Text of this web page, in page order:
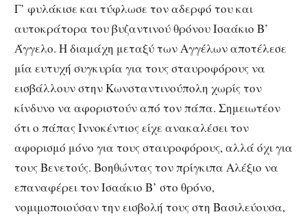
Γ’ φυλάκισε και τύφλωσε τον αδερφό του και
αυτοκράτορα του βυζαντινού θρόνου Ισαάκιο Β’
Άγγελο. Η διαμάχη μεταξύ των Αγγέλων αποτέλεσε
μία ευτυχή συγκυρία για τους σταυροφόρους να
εισβάλλουν στην Κωνσταντινούπολη χωρίς τον
κίνδυνο να αφοριστούν από τον πάπα. Σημειωτέον
ότι ο πάπας Ιννοκέντιος είχε ανακαλέσει τον
αφορισμό μόνο για τους σταυροφόρους, αλλά όχι για
τους Βενετούς. Βοηθώντας τον πρίγκιπα Αλέξιο να
επαναφέρει τον Ισαάκιο Β’ στο θρόνο,
νομιμοποιούσαν την εισβολή τους στη Βασιλεύουσα,